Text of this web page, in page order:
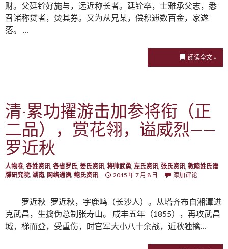
财。父廷铨好施与，远近称长者。廷铨卒，士雅承父志，悉
召诸称贷者，焚其券。又为从兄某，偿积逋数百金，家遂
落。 …
阅读全文 »
清·累功擢游击加参将衔（正
二品），赏花翎，谥威烈——
罗近秋
人物卷, 各姓资讯, 各省罗氏, 姜氏资讯, 将帅武勇, 左氏资讯, 张氏资讯, 敦睦姓氏谱
牒研究院, 湖南, 网络通谱, 鲍氏资讯 2015 年 7 月 8 日 添加评论
罗近秋 罗近秋，字鹿鸣（长沙人）。从塔齐布自湘潭进
克武昌，生擒伪总制张寿山。 咸丰五年（1855），再攻武昌
城，梯而登，受重伤，时官军大小八十余战，近秋独擒…